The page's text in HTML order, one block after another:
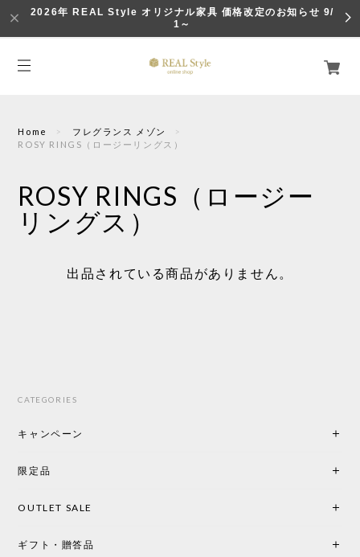
2026年 REAL Style オリジナル家具 価格改定のお知らせ 9/
1～
Home
フレグランス メゾン
ROSY RINGS（ロージーリングス）
ROSY RINGS（ロージー
リングス）
出品されている商品がありません。
CATEGORIES
キャンペーン
限定品
OUTLET SALE
ギフト・贈答品